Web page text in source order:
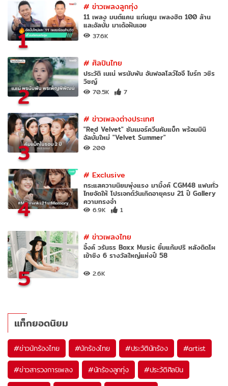
1
#ข่าวเพลงลูกทุ่ง
11 เพลง มนต์แคน แก่นคูน เพลงฮิต 100 ล้าน
และอัลบั้ม มาเด้อฝันเอย
37.6K
2
#ศิลปินไทย
ประวัติ เนเน่ พรนับพัน อันฟอลโลว์ไอจี ไบร์ท วชิร
วิชญ์
70.5K 7
3
#ข่าวเพลงต่างประเทศ
"Red Velvet" ซัมเมอร์ควีนคัมแบ็ก พร้อมมินิ
อัลบั้มใหม่ "Velvet Summer"
200
4
#Exclusive
กระแสความนิยมพุ่งแรง มามิ้งค์ CGM48 แฟนทั่ว
ไทยจัดให้ โปรเจกต์วันเกิดอายุครบ 21 ปี Gallery
ความทรงจำ
6.9K 1
5
#ข่าวเพลงไทย
อิ้งค์ วรันธร Boxx Music ยิ้มแก้มปริ หลังติดโผ
เข้าชิง 6 รางวัลใหญ่แห่งปี 58
2.6K
แท็กยอดนิยม
#ข่าวนักร้องไทย #นักร้องไทย #ประวัตินักร้อง #artist
#ข่าวสารวงการเพลง #นักร้องลูกทุ่ง #ประวัติศิลปิน